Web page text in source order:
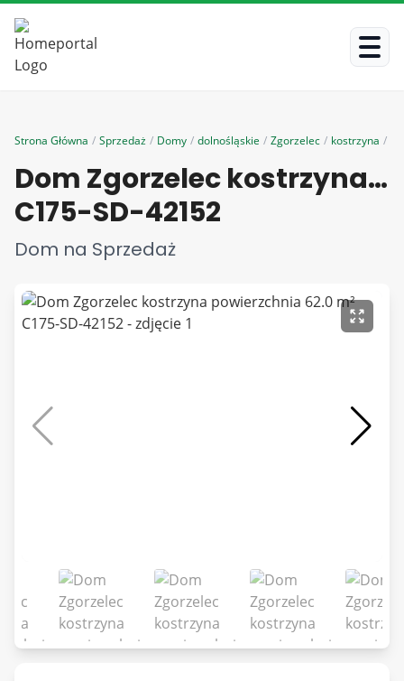
Strona Główna / Sprzedaż / Domy / dolnośląskie / Zgorzelec / kostrzyna /
Dom Zgorzelec kostrzyna powierzchnia 62.0 m²
C175-SD-42152
Dom na Sprzedaż